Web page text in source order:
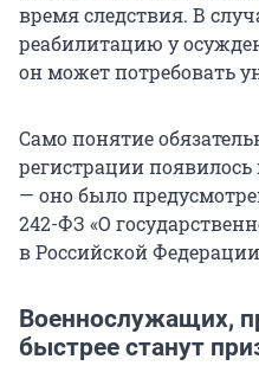
время следствия. В
реабилитацию у
он может потребовать
Само понятие
регистрации появилось
— оно было
242-ФЗ «О
в Российской
Военнослужащих,
быстрее станут